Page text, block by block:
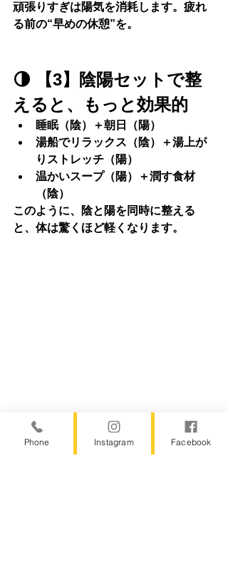
頑張りすぎは陽気を消耗します。疲れ
る前の“早めの休憩”を。
🌗
【3】陰陽セットで整
えると、もっと効果的
睡眠（陰）＋朝日（陽）
湯船でリラックス（陰）＋湯上が
りストレッチ（陽）
温かいスープ（陽）＋潤す食材
（陰）
このように、
陰と陽を同時に整える
と、体は驚くほど軽くなります。
Phone Instagram Facebook